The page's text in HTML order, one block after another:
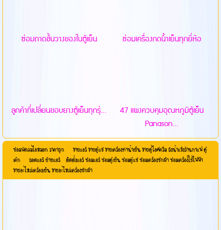
ซ่อมถาดชั้นวางของในตู้เย็น ซ่อมเครื่องกดน้ำเย็นทุกยี่ห้อ
ลูกค้าที่เปลี่ยนขอบยางตู้เย็นทุกรุ่...
47 แผงควบคุมอุณหภูมิตู้เย็น
Panason...
ซ่อมพัดลมไอหมอก ราคาถูก ขายแอร์ ขายตู้แช่ ขายเครื่องทำน้ำเย็น ขายตู้ไอศครีม ถังน้ำแข้งร้านกาแฟ ตู้
เค้ก ถอดแอร์ ย้ายแอร์ ติดตั้งแอร์ ซ่อมแอร์ ซ่อมตู้เย็น ซ่อมตู้แช่ ซ่อมเครื่องซักผ้า ซ่อมเครื่องใช้ไฟฟ้า
ขายอะไหล่เครื่องเย็น ขายอะไหล่เครื่องซักผ้า